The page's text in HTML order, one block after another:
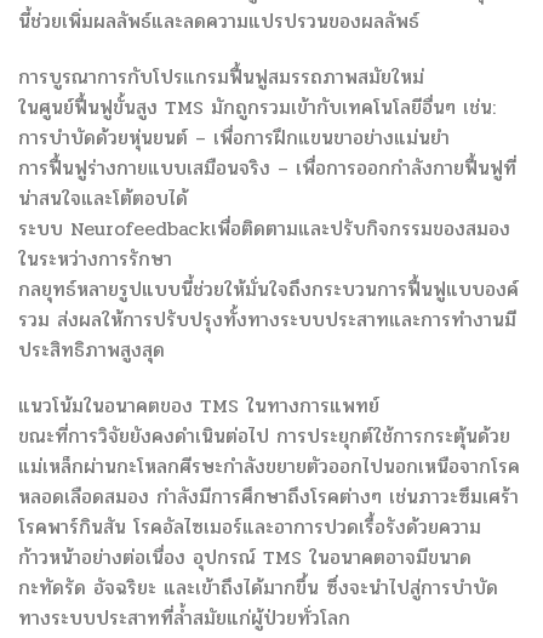
นี้ช่วยเพิ่มผลลัพธ์และลดความแปรปรวนของผลลัพธ์
การบูรณาการกับโปรแกรมฟื้นฟูสมรรถภาพสมัยใหม่
ในศูนย์ฟื้นฟูขั้นสูง TMS มักถูกรวมเข้ากับเทคโนโลยีอื่นๆ เช่น:
การบำบัดด้วยหุ่นยนต์ – เพื่อการฝึกแขนขาอย่างแม่นยำ
การฟื้นฟูร่างกายแบบเสมือนจริง – เพื่อการออกกำลังกายฟื้นฟูที่
น่าสนใจและโต้ตอบได้
ระบบ Neurofeedbackเพื่อติดตามและปรับกิจกรรมของสมอง
ในระหว่างการรักษา
กลยุทธ์หลายรูปแบบนี้ช่วยให้มั่นใจถึงกระบวนการฟื้นฟูแบบองค์
รวม ส่งผลให้การปรับปรุงทั้งทางระบบประสาทและการทำงานมี
ประสิทธิภาพสูงสุด
แนวโน้มในอนาคตของ TMS ในทางการแพทย์
ขณะที่การวิจัยยังคงดำเนินต่อไป การประยุกต์ใช้การกระตุ้นด้วย
แม่เหล็กผ่านกะโหลกศีรษะกำลังขยายตัวออกไปนอกเหนือจากโรค
หลอดเลือดสมอง กำลังมีการศึกษาถึงโรคต่างๆ เช่นภาวะซึมเศร้า
โรคพาร์กินสัน โรคอัลไซเมอร์และอาการปวดเรื้อรังด้วยความ
ก้าวหน้าอย่างต่อเนื่อง อุปกรณ์ TMS ในอนาคตอาจมีขนาด
กะทัดรัด อัจฉริยะ และเข้าถึงได้มากขึ้น ซึ่งจะนำไปสู่การบำบัด
ทางระบบประสาทที่ล้ำสมัยแก่ผู้ป่วยทั่วโลก